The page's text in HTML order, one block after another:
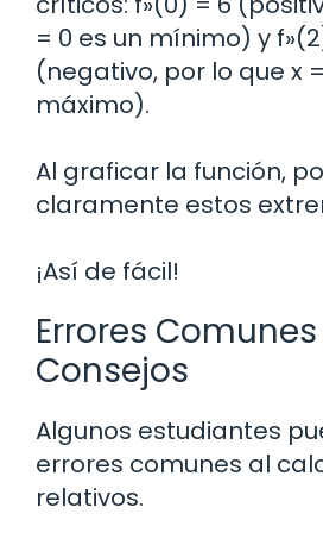
= 0 es un mínimo) y
(negativo, por lo que x
máximo).
Al graficar la función,
claramente estos
¡Así de fácil!
Errores
Consejos
Algunos estudiantes
errores comunes al
relativos.